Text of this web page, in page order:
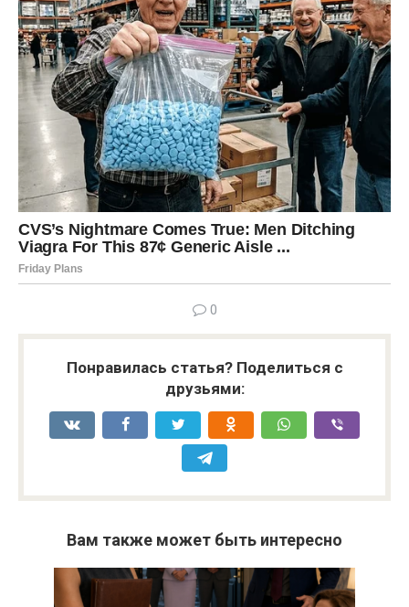
0
Понравилась статья? Поделиться с
друзьями:
Вам также может быть интересно